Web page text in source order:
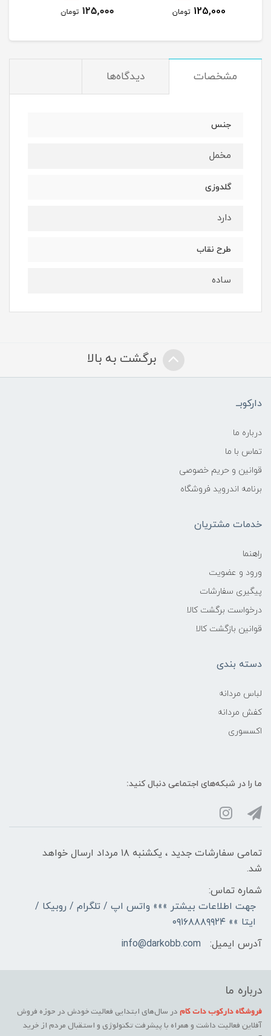
125,000
125,000
مشخصات دیدگاه‌ها
جنس
مخمل
گلدوزی
دارد
طرح نقاب
ساده
برگشت به بالا
دارکوبــ
درباره ما
تماس با ما
قوانین و حریم خصوصی
برنامه اندروید فروشگاه
خدمات مشتریان
راهنما
ورود و عضویت
پیگیری سفارشات
درخواست برگشت کالا
قوانین بازگشت کالا
دسته بندی
لباس مردانه
کفش مردانه
اکسسوری
ما را در شبکه‌های اجتماعی دنبال کنید:
تمامی سفارشات جدید ، یکشنبه ۱۸ مرداد ارسال خواهد
شد.
شماره تماس:
جهت اطلاعات بیشتر »»» واتس اپ / تلگرام / روبیکا /
ایتا »» ۰۹۱۶۸۸۸۹۹۲۴
آدرس ایمیل:
info@darkobb.com
درباره ما
فروشگاه دارکوب دات کامدر سال‌های ابتدایی فعالیت خودش در حوزه فروش
آفلاین فعالیت داشت و همراه با پیشرفت تکنولوژی و استقبال مردم از خرید